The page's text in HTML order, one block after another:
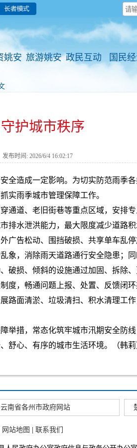
姚安 旅游姚安 政民互动 国民
护城市秩序
发布时间: 2026/6/4 16:02:17
全造成一定影响。为切实防范雨季
实雨季城市管理保障工作。
通道、老旧街巷等重点区域，安排
水泄洪能力，最大限度减少道路积
广告松动、围挡破损、共享单车乱
，消除雨天道路通行安全隐患；
损、倾斜的设施通过加固、拆除、
度，畅通问题上报、处置、反馈闭
路面清淤、垃圾清扫、积水清理工
举措，常态化筑牢城市汛期安全防
舒心、有序的城市生活环境。（韩莉
云南省各州市政府网站
网站地图 联系我们